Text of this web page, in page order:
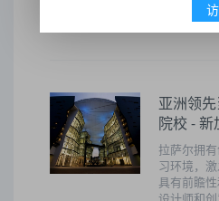
亚洲领
院校 -
拉萨尔拥
习环境，
具有前瞻